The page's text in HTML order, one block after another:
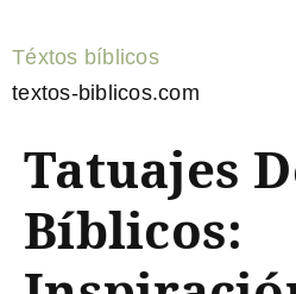
Téxtos bíblicos
textos-biblicos.com
Tatuajes
Bíblicos: